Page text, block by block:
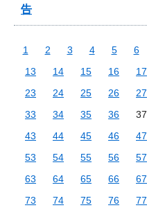
告
1 2 3 4 5 6
13
14 15 16 17
23
24 25 26 27
33
34 35 36 37
43
44 45 46 47
53
54 55 56 57
63
64 65 66 67
73
74 75 76 77